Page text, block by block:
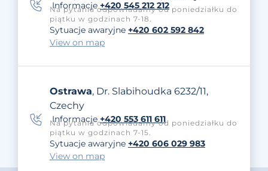
Informacje+420 545 212 212
Na pytania odpowiadamy od poniedziałku do
piątku w godzinach 7-18.
Sytuacje awaryjne +420 602 592 842
View on map
Ostrawa, Dr. Slabihoudka 6232/11,
Czechy
Informacje+420 553 611 611
Na pytania odpowiadamy od poniedziałku do
piątku w godzinach 7-15.
Sytuacje awaryjne +420 606 029 983
View on map